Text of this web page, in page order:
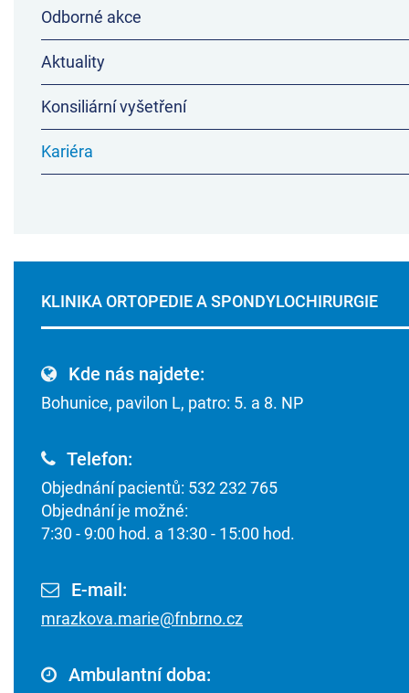
Odborné akce
Aktuality
Konsiliární vyšetření
Kariéra
KLINIKA ORTOPEDIE A SPONDYLOCHIRURGIE
Kde nás najdete:
Bohunice, pavilon L, patro: 5. a 8. NP
Telefon:
Objednání pacientů: 532 232 765
Objednání je možné:
7:30 - 9:00 hod. a 13:30 - 15:00 hod.
E-mail:
mrazkova.marie@fnbrno.cz
Ambulantní doba: